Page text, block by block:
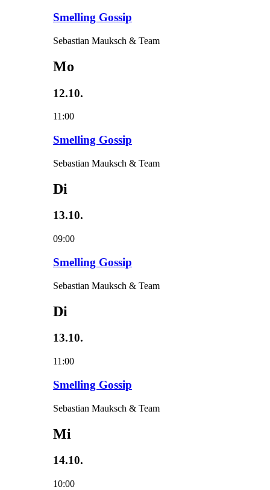
Smelling Gossip
Sebastian Mauksch & Team
Mo
12.10.
11:00
Smelling Gossip
Sebastian Mauksch & Team
Di
13.10.
09:00
Smelling Gossip
Sebastian Mauksch & Team
Di
13.10.
11:00
Smelling Gossip
Sebastian Mauksch & Team
Mi
14.10.
10:00